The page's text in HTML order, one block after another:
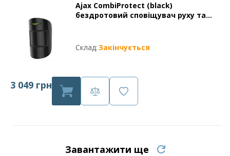
Ajax CombiProtect (black)
бездротовий сповіщувач руху та
Склад:Закінчується
3 049 грн
Завантажити ще